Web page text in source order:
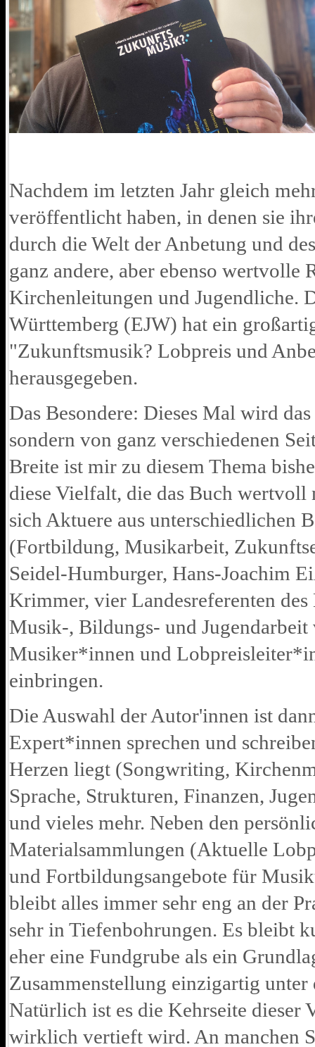
Nachdem im letzten Jahr gleich
veröffentlicht haben, in denen sie
durch die Welt der Anbetung und
ganz andere, aber ebenso
Kirchenleitungen und Jugendliche.
Württemberg (EJW) hat ein
"Zukunftsmusik? Lobpreis und
herausgegeben.
Das Besondere: Dieses Mal wird
sondern von ganz verschiedenen
Breite ist mir zu diesem Thema
diese Vielfalt, die das Buch wertvoll
sich Aktuere aus unterschiedlichen
(Fortbildung, Musikarbeit,
Seidel-Humburger, Hans-Joachim
Krimmer, vier Landesreferenten
Musik-, Bildungs- und Jugendarbeit
Musiker*innen und
einbringen.
Die Auswahl der Autor'innen ist
Expert*innen sprechen und
Herzen liegt (Songwriting,
Sprache, Strukturen, Finanzen,
und vieles mehr. Neben den
Materialsammlungen (Aktuelle
und Fortbildungsangebote für
bleibt alles immer sehr eng an der
sehr in Tiefenbohrungen. Es bleibt
eher eine Fundgrube als ein
Zusammenstellung einzigartig
Natürlich ist es die Kehrseite dieser
wirklich vertieft wird. An manchen